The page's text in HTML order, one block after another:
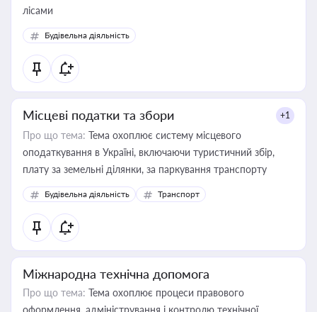
лісами
Будівельна діяльність
Місцеві податки та збори +1
Про що тема: Тема охоплює систему місцевого
оподаткування в Україні, включаючи туристичний збір,
плату за земельні ділянки, за паркування транспорту
Будівельна діяльність Транспорт
Міжнародна технічна допомога
Про що тема: Тема охоплює процеси правового
оформлення, адміністрування і контролю технічної